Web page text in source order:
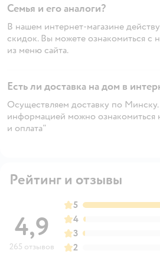
Семья и его аналоги?
В нашем интернет-магазине
скидок. Вы можете ознакомиться с
из меню сайта.
Есть ли доставка на дом в
Осуществляем доставку по
информацией можно ознакомиться
и оплата"
Рейтинг и отзывы
4,9
265 отзывов
5
4
3
2